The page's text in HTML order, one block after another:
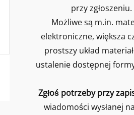
przy zgłoszeniu.
Możliwe są m.in.
elektroniczne, większa
prostszy układ
ustalenie dostępnej
Zgłoś potrzeby przy
wiadomości wysłanej